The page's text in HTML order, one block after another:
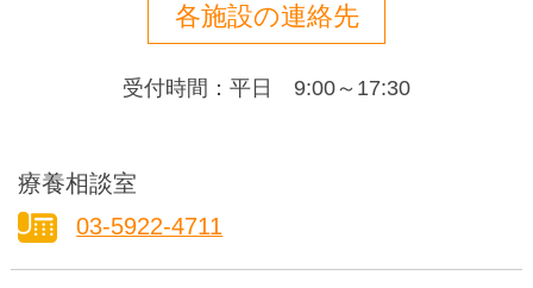
各施設の連絡先
受付時間：平日 9:00～17:30
療養相談室
03-5922-4711